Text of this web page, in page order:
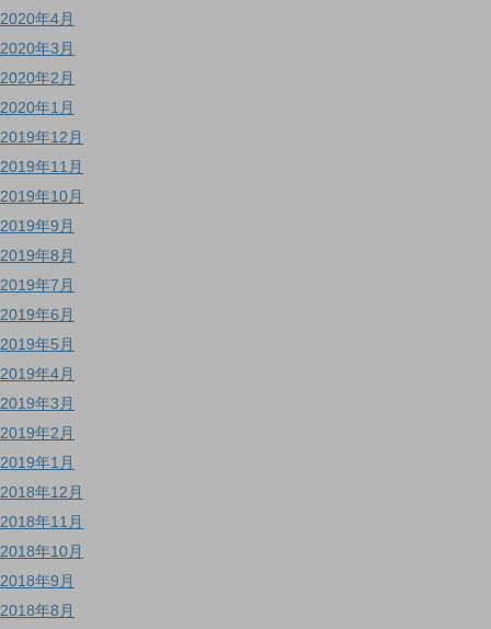
2020年4月
2020年3月
2020年2月
2020年1月
2019年12月
2019年11月
2019年10月
2019年9月
2019年8月
2019年7月
2019年6月
2019年5月
2019年4月
2019年3月
2019年2月
2019年1月
2018年12月
2018年11月
2018年10月
2018年9月
2018年8月